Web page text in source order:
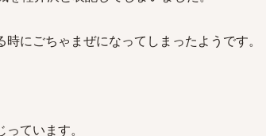
にごちゃまぜになってしまったようです。
ています。